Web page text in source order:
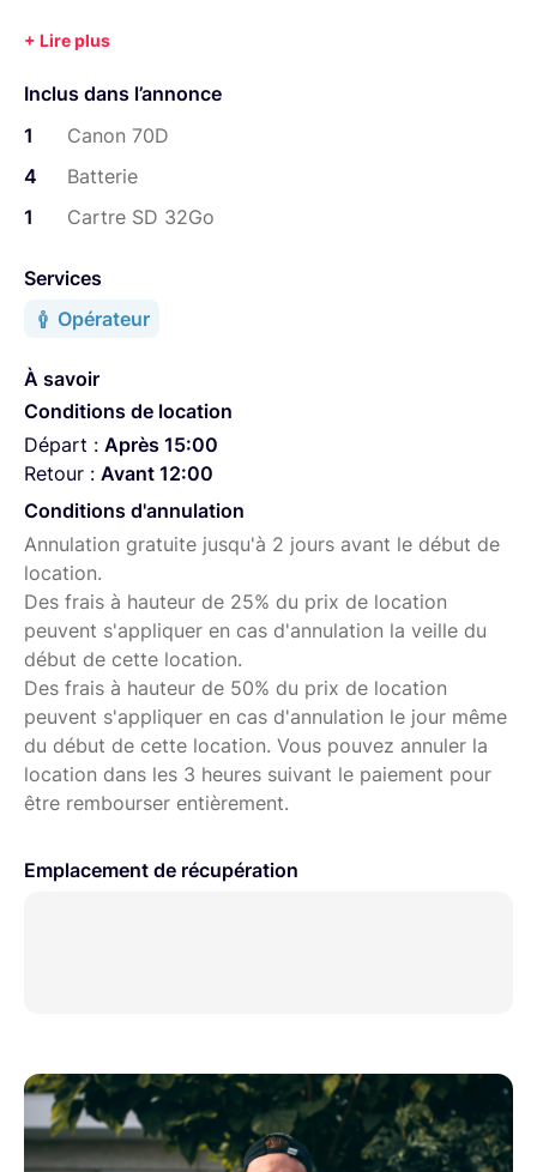
Inclus dans l’annonce
1
Canon 70D
4
Batterie
1
Cartre SD 32Go
Services
Opérateur
À savoir
Conditions de location
Départ : Après 15:00
Retour : Avant 12:00
Conditions d'annulation
Annulation gratuite jusqu'à 2 jours avant le début de
location.
Des frais à hauteur de 25% du prix de location
peuvent s'appliquer en cas d'annulation la veille du
début de cette location.
Des frais à hauteur de 50% du prix de location
peuvent s'appliquer en cas d'annulation le jour même
du début de cette location. Vous pouvez annuler la
location dans les 3 heures suivant le paiement pour
être rembourser entièrement.
Emplacement de récupération